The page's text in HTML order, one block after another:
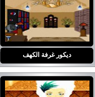
ديكور غرفة الكهف